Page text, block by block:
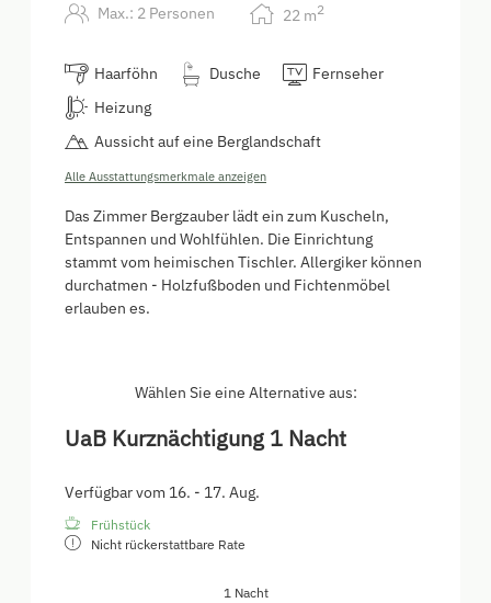
Max.: 2 Personen 22 m2
Haarföhn Dusche
Fernseher
Heizung
Aussicht auf eine Berglandschaft
Alle Ausstattungsmerkmale anzeigen
Das Zimmer Bergzauber lädt ein zum Kuscheln,
Entspannen und Wohlfühlen. Die Einrichtung
stammt vom heimischen Tischler. Allergiker können
durchatmen - Holzfußboden und Fichtenmöbel
erlauben es.
Wählen Sie eine Alternative aus:
UaB Kurznächtigung 1 Nacht
Verfügbar vom 16. - 17. Aug.
Frühstück
Nicht rückerstattbare Rate
1 Nacht